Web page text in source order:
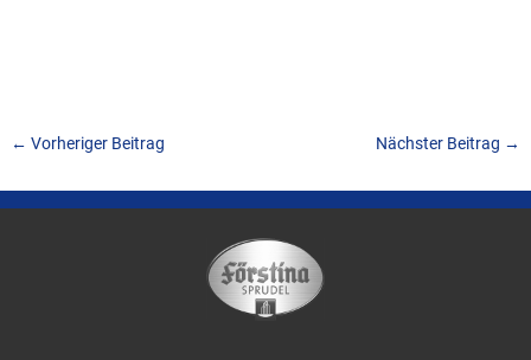
← Vorheriger Beitrag Nächster Beitrag →